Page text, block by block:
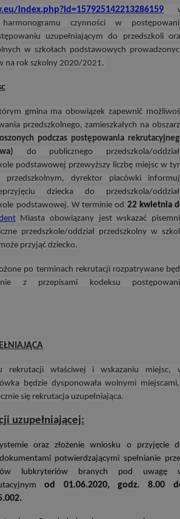
index.php?id=157925142213286159
czynności w
uzupełniającym do przedszkoli
w szkołach podstawowych
na rok szkolny 2020/2021.
gmina ma obowiązek zapewnić
przedszkolnego, zamieszkałych na
podczas postępowania
do publicznego przedszkola/
podstawowej przewyższy liczbę miejsc w
przedszkolnym, dyrektor placówki
dziecka do przedszkola/
podstawowej. W terminie od 22 kwietnia
Miasta obowiązany jest wskazać
przedszkole/oddział przedszkolny w
przyjąć dziecko.
po terminach rekrutacji rozpatrywane
z przepisami kodeksu
rekrutacji właściwej i wskazaniu miejsc,
będzie dysponowała wolnymi
się rekrutacja uzupełniająca.
uzupełniającej:
oraz złożenie wniosku o przyjęcie
potwierdzającymi spełnianie
lubkryteriów branych pod uwagę
od 01.06.2020, godz. 8.00
2.